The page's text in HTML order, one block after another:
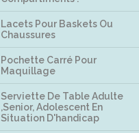
Lacets Pour Baskets Ou
Chaussures
Pochette Carré Pour
Maquillage
Serviette De Table Adulte
,senior, Adolescent En
Situation D'handicap